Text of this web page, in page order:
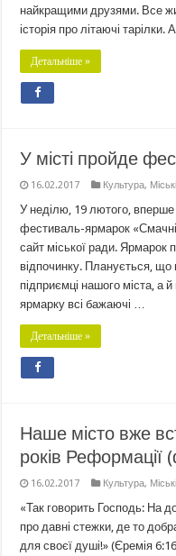
найкращими друзями. Все
історія про літаючі
Детальніше »
У місті пройде
16.02.2017 Культура,
У неділю, 19 лютого, вперше
фестиваль-ярмарок
сайт міської ради. Ярмарок
відпочинку. Планується, що
підприємці нашого міста, а й
ярмарку всі бажаючі …
Детальніше »
Наше місто вже
років Реформації
16.02.2017 Культура,
«Так говорить Господь: На
про давні стежки, де то
для своєї душі!» (Єремія